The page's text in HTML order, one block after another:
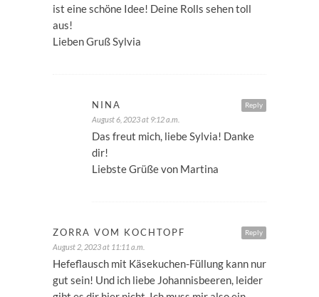
ist eine schöne Idee! Deine Rolls sehen toll
aus!
Lieben Gruß Sylvia
Reply
NINA
August 6, 2023 at 9:12 a.m.
Das freut mich, liebe Sylvia! Danke
dir!
Liebste Grüße von Martina
Reply
ZORRA VOM KOCHTOPF
August 2, 2023 at 11:11 a.m.
Hefeflausch mit Käsekuchen-Füllung kann nur
gut sein! Und ich liebe Johannisbeeren, leider